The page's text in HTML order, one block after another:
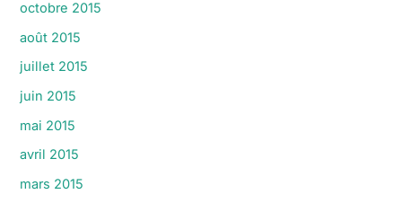
octobre 2015
août 2015
juillet 2015
juin 2015
mai 2015
avril 2015
mars 2015